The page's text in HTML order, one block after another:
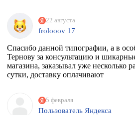
22 августа
frolooov 17
Спасибо данной типографии, а в
Тернову за консультацию и
магазина, заказывал уже несколько
сутки, доставку оплачивают
5 февраля
Пользователь Яндекса